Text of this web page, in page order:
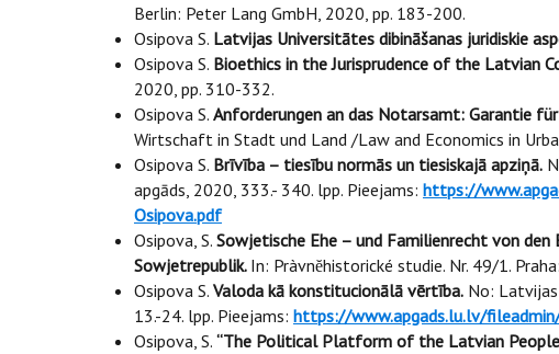
Berlin: Peter Lang GmbH, 2020, pp. 183-200.
Osipova S. Latvijas Universitātes dibināšanas juridiskie
Osipova S. Bioethics in the Jurisprudence of the Latvian
2020, pp. 310-332.
Osipova S. Anforderungen an das Notarsamt: Garantie
Wirtschaft in Stadt und Land /Law and Economics in
Osipova S. Brīvība – tiesību normās un tiesiskajā apziņā.
apgāds, 2020, 333.- 340. lpp. Pieejams: https://
Osipova.pdf
Osipova, S. Sowjetische Ehe – und Familienrecht von
Sowjetrepublik. In: Pràvnĕhistorické studie. Nr. 49/1.
Osipova S. Valoda kā konstitucionālā vērtība. No:
13.-24. lpp. Pieejams: https://www.apgads.lu.lv/
Osipova, S. “The Political Platform of the Latvian